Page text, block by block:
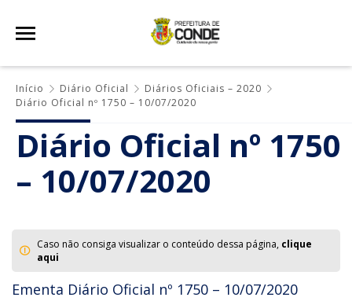
Início Diário Oficial
Diários Oficiais – 2020
Diário Oficial nº 1750 – 10/07/2020
Diário Oficial nº 1750
– 10/07/2020
Caso não consiga visualizar o conteúdo dessa página, clique
aqui
Ementa Diário Oficial nº 1750 – 10/07/2020